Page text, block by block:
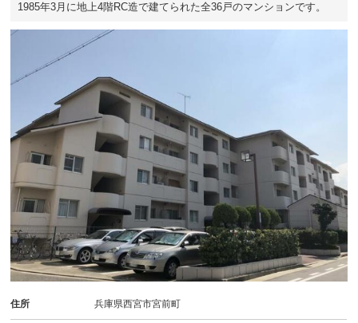
1985年3月に地上4階RC造で建てられた全36戸のマンションです。
住所 兵庫県西宮市宮前町